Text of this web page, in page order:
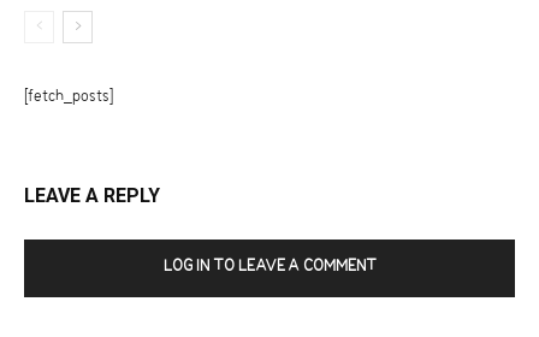
[fetch_posts]
LEAVE A REPLY
LOG IN TO LEAVE A COMMENT